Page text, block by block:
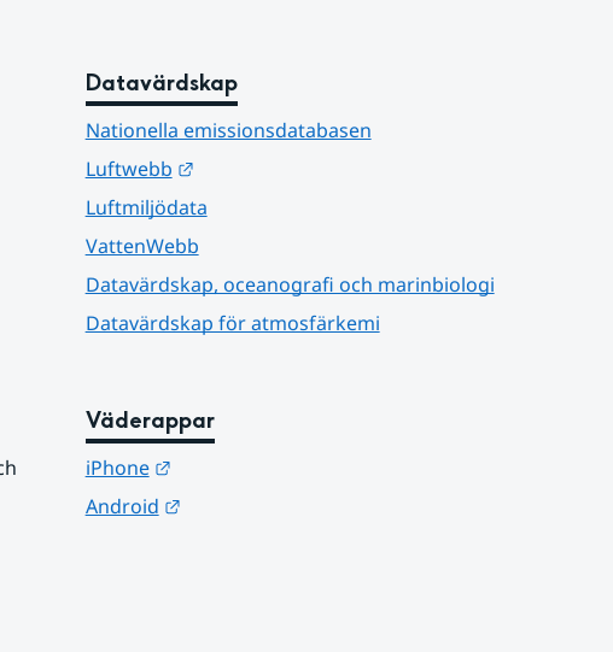
Datavärdskap
Nationella emissionsdatabasen
Luftwebb
Länk till annan webbplats.
Luftmiljödata
VattenWebb
Datavärdskap, oceanografi och marinbiologi
Datavärdskap för atmosfärkemi
Väderappar
iPhone
Länk till annan webbplats.
Android
Länk till annan webbplats.